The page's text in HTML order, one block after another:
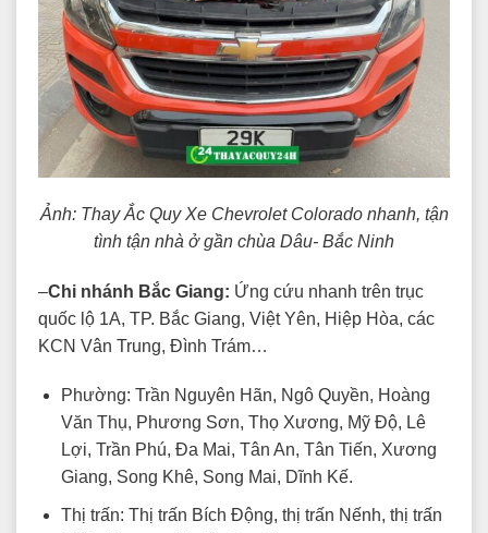
Ảnh: Thay Ắc Quy Xe Chevrolet Colorado nhanh, tận
tình tận nhà ở gần chùa Dâu- Bắc Ninh
–Chi nhánh Bắc Giang: Ứng cứu nhanh trên trục
quốc lộ 1A, TP. Bắc Giang, Việt Yên, Hiệp Hòa, các
KCN Vân Trung, Đình Trám…
Phường: Trần Nguyên Hãn, Ngô Quyền, Hoàng
Văn Thụ, Phương Sơn, Thọ Xương, Mỹ Độ, Lê
Lợi, Trần Phú, Đa Mai, Tân An, Tân Tiến, Xương
Giang, Song Khê, Song Mai, Dĩnh Kế.
Thị trấn: Thị trấn Bích Động, thị trấn Nếnh, thị trấn